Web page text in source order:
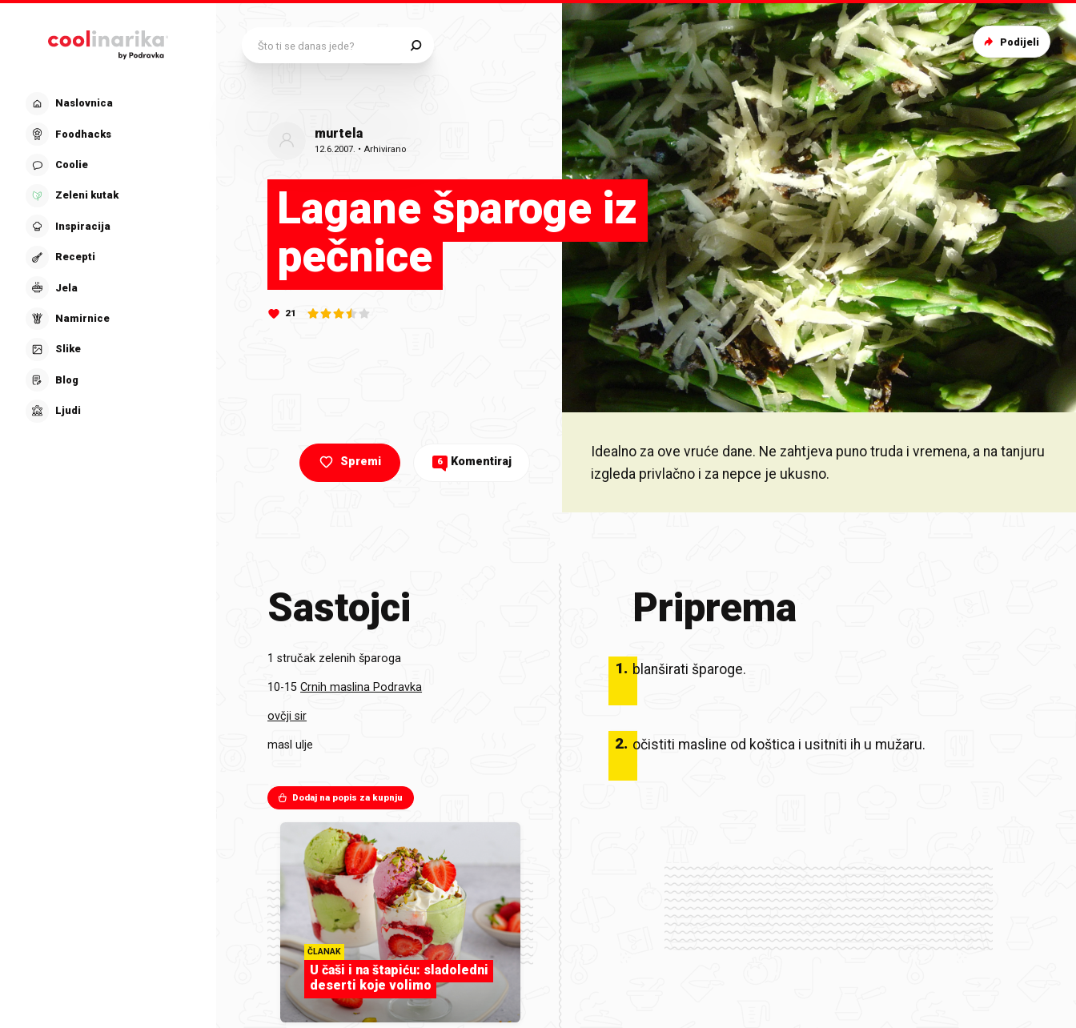
Naslovnica
Foodhacks
Coolie
Zeleni kutak
Inspiracija
Recepti
Jela
Namirnice
Slike
Blog
Ljudi
murtela
12.6.2007. •Arhivirano
Lagane šparoge iz
pečnice
21
Idealno za ove vruće dane. Ne zahtjeva puno truda i vremena, a na tanjuru
izgleda privlačno i za nepce je ukusno.
Spremi 6 Komentiraj
Podijeli
Sastojci
1 stručak zelenih šparoga
10-15 Crnih maslina Podravka
ovčji sir
masl ulje
Dodaj na popis za kupnju
ČLANAK
U čaši i na štapiću: sladoledni
deserti koje volimo
Priprema
1. blanširati šparoge.
2. očistiti masline od koštica i usitniti ih u mužaru.
Što ti se danas jede?